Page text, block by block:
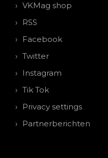
VKMag shop
RSS
Facebook
Twitter
Instagram
Tik Tok
Privacy settings
Partnerberichten